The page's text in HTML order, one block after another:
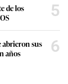
de los
5
abrieron sus
años
6